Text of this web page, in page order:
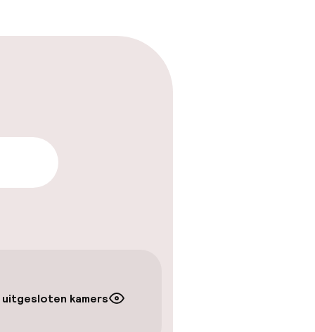
uitgesloten kamers